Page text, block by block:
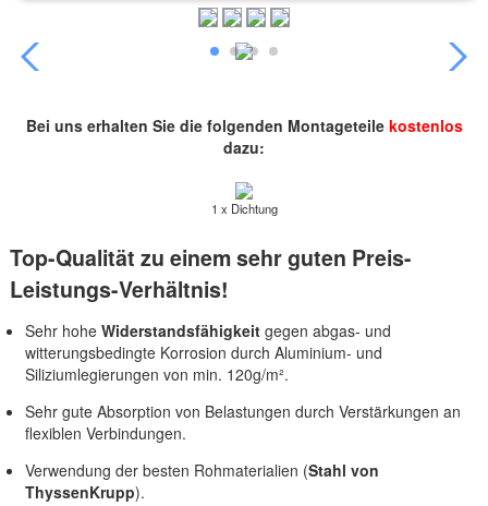
Bei uns erhalten Sie die folgenden Montageteile kostenlos
dazu:
1 x Dichtung
Top-Qualität zu einem sehr guten Preis-
Leistungs-Verhältnis!
Sehr hohe Widerstandsfähigkeit gegen abgas- und
witterungsbedingte Korrosion durch Aluminium- und
Siliziumlegierungen von min. 120g/m².
Sehr gute Absorption von Belastungen durch Verstärkungen an
flexiblen Verbindungen.
Verwendung der besten Rohmaterialien (Stahl von
ThyssenKrupp).